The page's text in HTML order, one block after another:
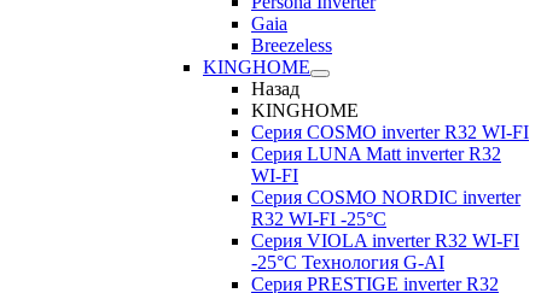
Gaia
Breezeless
KINGHOME
Назад
KINGHOME
Серия COSMO inverter R32 WI-FI
Серия LUNA Matt inverter R32
WI-FI
Серия COSMO NORDIC inverter
R32 WI-FI -25°C
Серия VIOLA inverter R32 WI-FI
-25°C Технология G-AI
Серия PRESTIGE inverter R32